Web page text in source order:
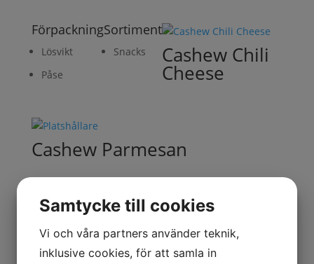
Förpackning
Lösvikt
Påse
Sortiment
Snacks Cashew Chili
Cheese
Cashew Parmesan
Exotisk frukt och bärmix
Samtycke till cookies
Vi och våra partners använder teknik,
inklusive cookies, för att samla in